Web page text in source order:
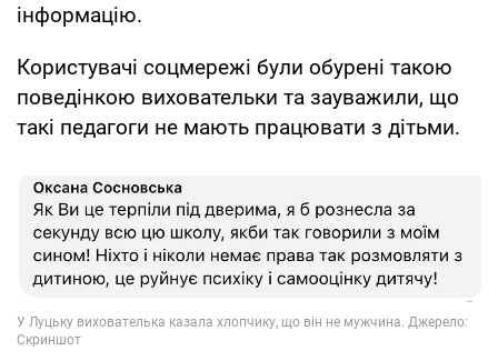
інформацію.
Користувачі соцмережі були обурені такою
поведінкою виховательки та зауважили, що
такі педагоги не мають працювати з дітьми.